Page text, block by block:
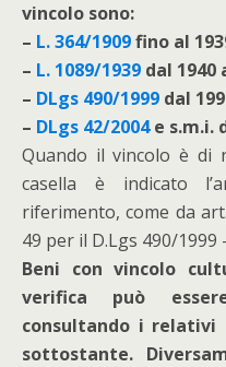
vincolo sono:
– L. 364/1909fino al
– L. 1089/1939 dal 1940
– DLgs 490/1999 dal
– DLgs 42/2004e s.m.i.
Quando il vincolo è di
casella è indicato
riferimento, come da
49 per il D.Lgs 490/1999
Beni con vincolo
verifica può
consultando i relativi
sottostante.